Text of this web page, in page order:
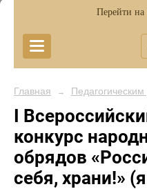
Перейти
Главная →
I
конкурс
обрядов
себя, храни!»